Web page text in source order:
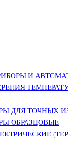
И
ДЛЯ ТОЧНЫХ
ОБРАЗЦОВЫЕ